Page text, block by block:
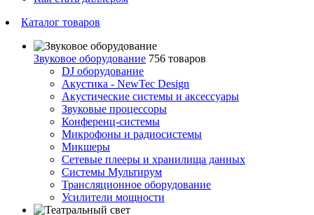
Каталог товаров
Звуковое оборудование 756 товаров
DJ оборудование
Акустика - NewTec Design
Акустические системы и аксессуары
Звуковые процессоры
Конференц-системы
Микрофоны и радиосистемы
Микшеры
Сетевые плееры и хранилища данных
Системы Мультирум
Трансляционное оборудование
Усилители мощности